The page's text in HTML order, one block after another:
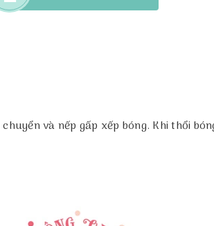
và nếp gấp xếp bóng. Khi thổi